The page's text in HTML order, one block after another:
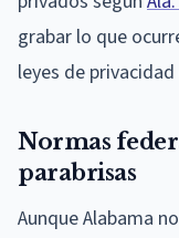
grabar lo que
leyes de
Normas
parabrisas
Aunque Alabama